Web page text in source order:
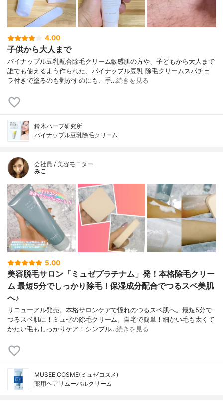
4.00
子供から大人まで
パイナップル豆乳配合除毛クリーム敏感肌の方や、子どもから大人まで
誰でも使えるよう作られた、パイナップル豆乳 除毛クリームスパチェ
ラ付きで塗るのも剥がすのにも、手…続きを見る
鈴木ハーブ研究所
パイナップル豆乳除毛クリーム
会社員 / 美容モニター
みこ
5.00
美容脱毛サロン「ミュゼプラチナム」発！本格除毛クリー
ム 最短5分でしっかり除毛！保湿成分配合でつるスベ美肌
へ♪
リニューアル発売。本格サロンケアで憧れのつるスベ肌へ。最短5分で
つるスベ肌に！ミュゼの除毛クリーム。自宅で簡単！細かい毛も太くて
かたい毛もしっかりケア！シンプル…続きを見る
MUSEE COSME(ミュゼコスメ)
薬用ヘアリムーバルクリーム